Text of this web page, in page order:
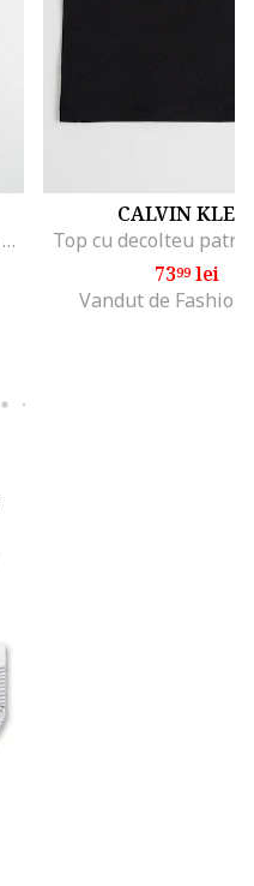
Tricou cu imprimeu logo, Roz melange
CALVIN
Top cu decolteu
7399lei
Vandut de Fashion